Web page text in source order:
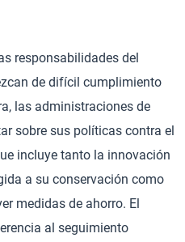
responsabilidades del
de difícil cumplimiento
las administraciones de
sobre sus políticas contra el
incluye tanto la innovación
a su conservación como
medidas de ahorro. El
al seguimiento